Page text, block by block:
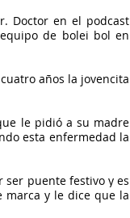
Doctor en el podcast
de bolei bol en
años la jovencita
le pidió a su madre
esta enfermedad la
puente festivo y es
marca y le dice que la